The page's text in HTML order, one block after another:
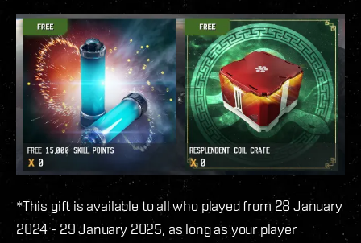
*This gift is available to all who played from 28 January
2024 - 29 January 2025, as long as your player